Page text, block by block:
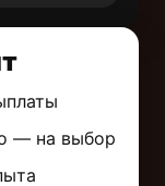
— на выбор